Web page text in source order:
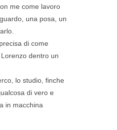
me come lavoro
una posa, un
di come
dentro un
lo studio, finche
di vero e
in macchina